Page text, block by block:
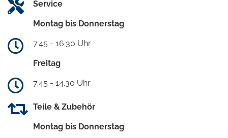
Service
Montag bis Donnerstag
7.45 - 16.30 Uhr
Freitag
7.45 - 14.30 Uhr
Teile & Zubehör
Montag bis Donnerstag